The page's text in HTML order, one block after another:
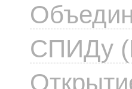
СПИДу